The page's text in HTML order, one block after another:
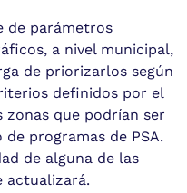
de parámetros
a nivel municipal,
de priorizarlos según
definidos por el
zonas que podrían ser
programas de PSA.
de alguna de las
actualizará.